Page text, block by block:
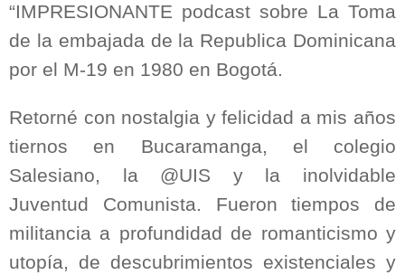
“IMPRESIONANTE podcast sobre La Toma
de la embajada de la Republica Dominicana
por el M-19 en 1980 en Bogotá.
Retorné con nostalgia y felicidad a mis años
tiernos en Bucaramanga, el colegio
Salesiano, la @UIS y la inolvidable
Juventud Comunista. Fueron tiempos de
militancia a profundidad de romanticismo y
utopía, de descubrimientos existenciales y